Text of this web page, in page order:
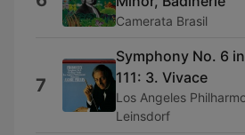
Camerata Brasil
7
Symphony No. 6
111: 3. Vivace
Los Angeles
Leinsdorf